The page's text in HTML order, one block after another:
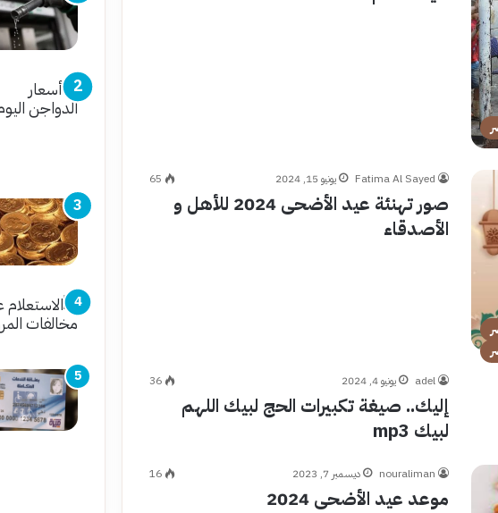
Fatima Al Sayed يونيو 15, 2024 65
صور تهنئة عيد الأضحى 2024 للأهل و
الأصدقاء
adel يونيو 4, 2024 36
إليك.. صيغة تكبيرات الحج لبيك اللهم
لبيك mp3
nouraliman ديسمبر 7, 2023 16
موعد عيد الأضحى 2024